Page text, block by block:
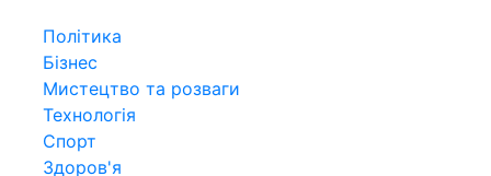
Політика
Бізнес
Мистецтво та розваги
Технологія
Спорт
Здоров'я